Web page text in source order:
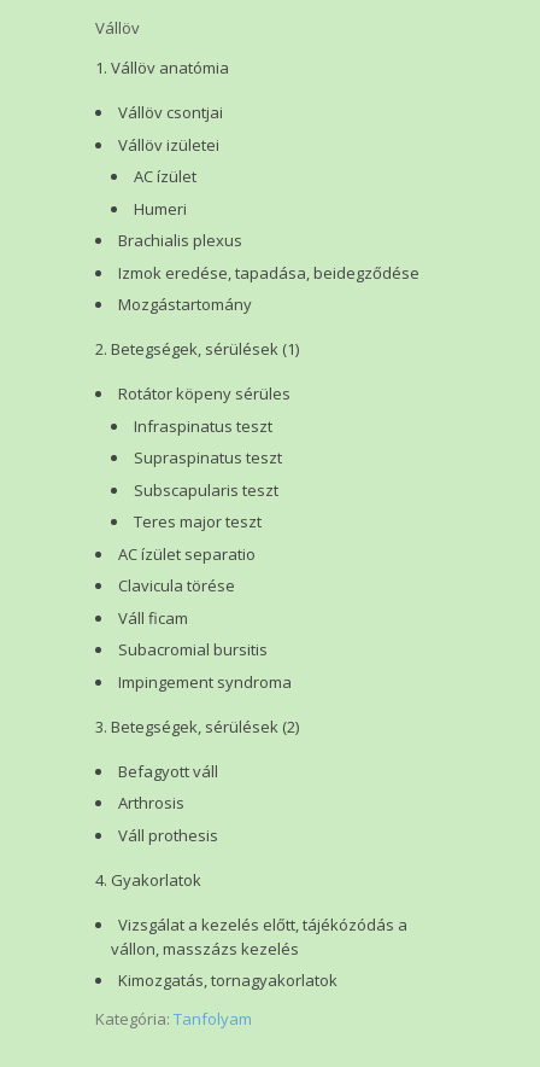
Vállöv
Vállöv anatómia
Vállöv csontjai
Vállöv izületei
AC ízület
Humeri
Brachialis plexus
Izmok eredése, tapadása, beidegződése
Mozgástartomány
Betegségek, sérülések (1)
Rotátor köpeny sérüles
Infraspinatus teszt
Supraspinatus teszt
Subscapularis teszt
Teres major teszt
AC ízület separatio
Clavicula törése
Váll ficam
Subacromial bursitis
Impingement syndroma
Betegségek, sérülések (2)
Befagyott váll
Arthrosis
Váll prothesis
Gyakorlatok
Vizsgálat a kezelés előtt, tájékózódás a
vállon, masszázs kezelés
Kimozgatás, tornagyakorlatok
Kategória: Tanfolyam